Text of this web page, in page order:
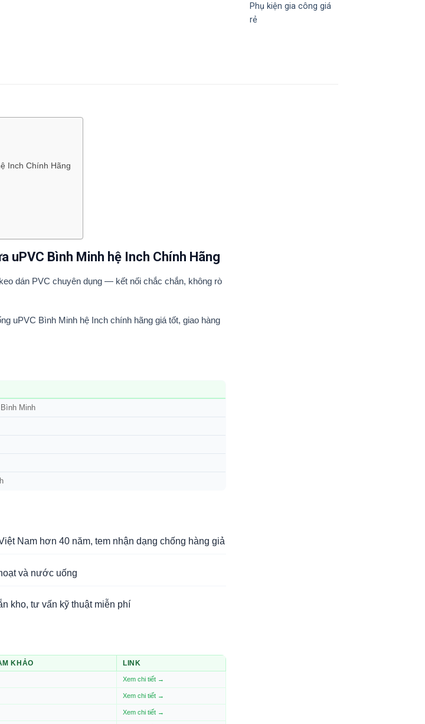
Phụ kiện gia công giá
rẻ
Inch Chính Hãng
uPVC Bình Minh hệ Inch Chính Hãng
dán PVC chuyên dụng — kết nối chắc chắn, không rò
uPVC Bình Minh hệ Inch chính hãng giá tốt, giao hàng
Minh
Nam hơn 40 năm, tem nhận dạng chống hàng giả
và nước uống
kho, tư vấn kỹ thuật miễn phí
KHẢO
LINK
Xem chi tiết →
Xem chi tiết →
Xem chi tiết →